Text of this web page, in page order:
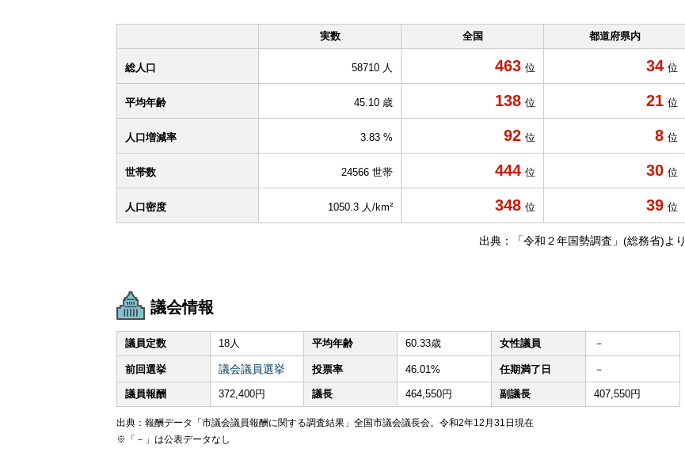
実数 全国 都道府県内
総人口 58710 人 463 位 34 位
平均年齢 45.10 歳 138 位 21 位
人口増減率 3.83 % 92 位 8 位
世帯数 24566 世帯 444 位 30 位
人口密度 1050.3 人/km² 348 位 39 位
出典：「令和２年国勢調査」(総務省)より
議会情報
議員定数 18人 平均年齢 60.33歳 女性議員 －
前回選挙 議会議員選挙 投票率 46.01% 任期満了日 －
議員報酬 372,400円 議長 464,550円 副議長 407,550円
出典：報酬データ「市議会議員報酬に関する調査結果」全国市議会議長会。令和2年12月31日現在
※「－」は公表データなし